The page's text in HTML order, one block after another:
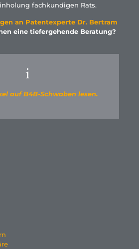
fachkundigen Rats.
an Patentexperte Dr. Bertram
eine tiefergehende Beratung?
i
auf B4B-Schwaben lesen.